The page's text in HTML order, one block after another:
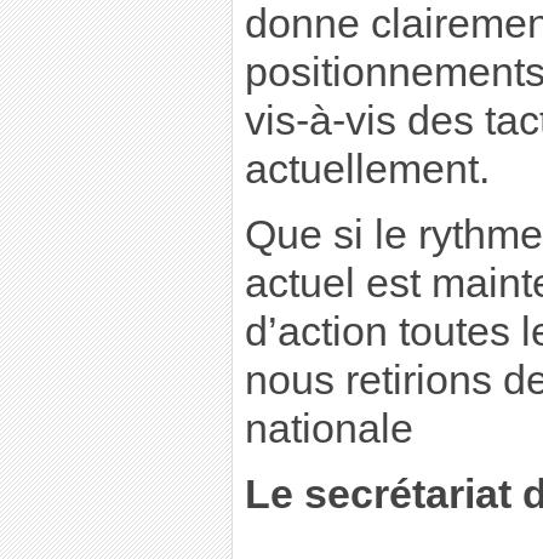
donne
vis-à-vis des
actuellement.
Que si le
actuel est
d’action toutes
nous retirions
nationale
Le secrétariat